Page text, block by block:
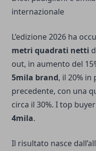
internazionale
L’edizione 2026 ha
metri quadrati netti
out, in aumento del
5mila brand, il 20% in
precedente, con una
circa il 30%. I top
4mila.
Il risultato nasce